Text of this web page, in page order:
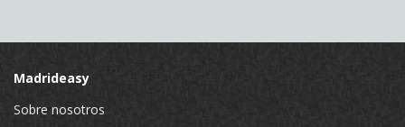
Madrideasy
Sobre nosotros